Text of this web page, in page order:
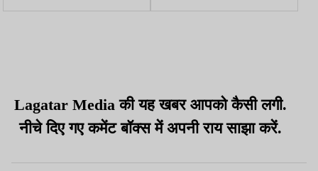
उम्मीदवारों को लेकर अटकलें
अमेरिका साझेदारी को
Lagatar Media की यह खबर आपको कैसी लगी.
नीचे दिए गए कमेंट बॉक्स में अपनी राय साझा करें.